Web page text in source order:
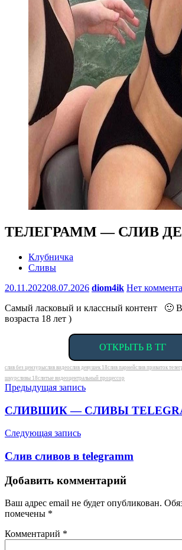
ТЕЛЕГРАММ — СЛИВ
Клубничка
Сливы
20.11.202208.07.2026 diom4ik Нет
Самый ласковый и классный контент 🙂
возраста 18 лет )
ОТКРЫТЬ В ТГ
Метки
слив без цензурыслив видеослив девушек 18слив парнейслив приваток
шкурсливы 18слитые видеоцентральный процессор
Навигация
по
Предыдущая запись
СЛИВШИК — СЛИВЫ
Следующая запись
Слив сливов в telegramm
Добавить комментарий
Ваш адрес email не будет опубликован.
помечены *
Комментарий *